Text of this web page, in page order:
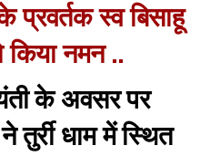
प्रवर्तक स्व बिसाहू
किया नमन ..
के अवसर पर
धाम में स्थित